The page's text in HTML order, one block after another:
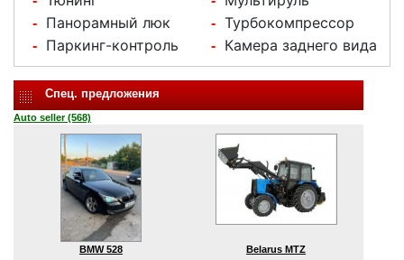
- Панорамный люк - Турбокомпрессор
- Паркинг-контроль - Камера заднего вида
Спец. предложения
Auto seller (568)
BMW 528
Belarus MTZ